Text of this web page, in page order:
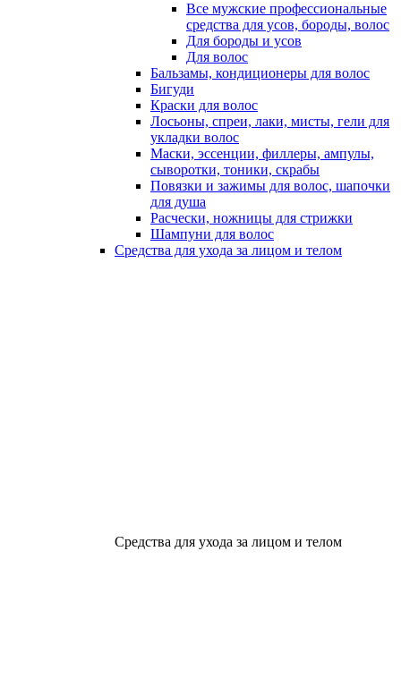
Все мужские профессиональные
средства для усов, бороды, волос
Для бороды и усов
Для волос
Бальзамы, кондиционеры для волос
Бигуди
Краски для волос
Лосьоны, спреи, лаки, мисты, гели для
укладки волос
Маски, эссенции, филлеры, ампулы,
сыворотки, тоники, скрабы
Повязки и зажимы для волос, шапочки
для душа
Расчески, ножницы для стрижки
Шампуни для волос
Средства для ухода за лицом и телом
Средства для ухода за лицом и телом